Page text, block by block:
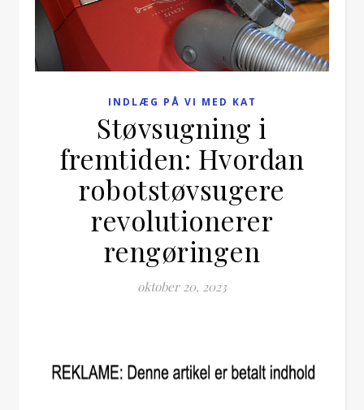
INDLÆG PÅ VI MED KAT
Støvsugning i
fremtiden: Hvordan
robotstøvsugere
revolutionerer
rengøringen
oktober 20, 2023